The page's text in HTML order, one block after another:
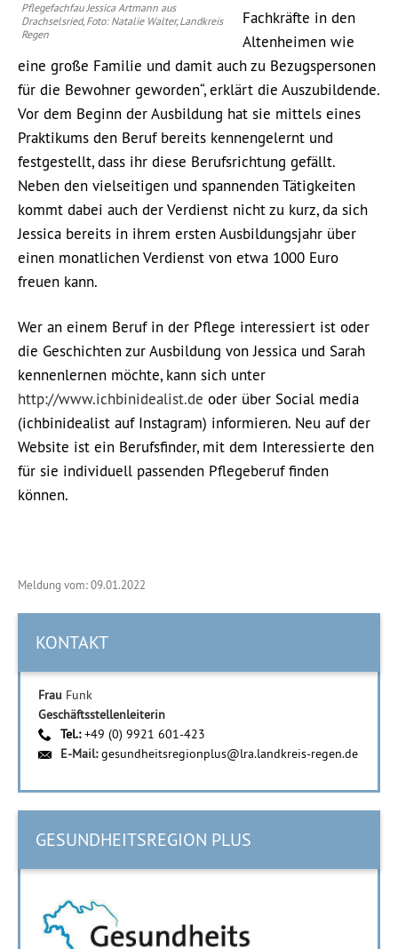
Pflegefachfau Jessica Artmann aus
Drachselsried, Foto: Natalie Walter, Landkreis
Regen
Fachkräfte in den
Altenheimen wie
eine große Familie und damit auch zu Bezugspersonen
für die Bewohner geworden“, erklärt die Auszubildende.
Vor dem Beginn der Ausbildung hat sie mittels eines
Praktikums den Beruf bereits kennengelernt und
festgestellt, dass ihr diese Berufsrichtung gefällt.
Neben den vielseitigen und spannenden Tätigkeiten
kommt dabei auch der Verdienst nicht zu kurz, da sich
Jessica bereits in ihrem ersten Ausbildungsjahr über
einen monatlichen Verdienst von etwa 1000 Euro
freuen kann.
Wer an einem Beruf in der Pflege interessiert ist oder
die Geschichten zur Ausbildung von Jessica und Sarah
kennenlernen möchte, kann sich unter
http://www.ichbinidealist.de oder über Social media
(ichbinidealist auf Instagram) informieren. Neu auf der
Website ist ein Berufsfinder, mit dem Interessierte den
für sie individuell passenden Pflegeberuf finden
können.
Meldung vom: 09.01.2022
KONTAKT
Frau Funk
Geschäftsstellenleiterin
Tel.:+49 (0) 9921 601-423
E-Mail:gesundheitsregionplus@lra.landkreis-regen.de
GESUNDHEITSREGION PLUS